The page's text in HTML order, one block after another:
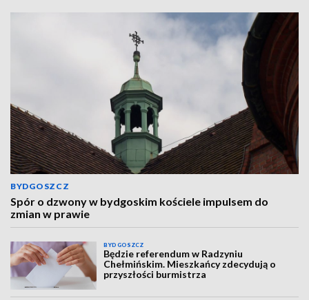
BYDGOSZCZ
Spór o dzwony w bydgoskim kościele impulsem do
zmian w prawie
BYDGOSZCZ
Będzie referendum w Radzyniu
Chełmińskim. Mieszkańcy zdecydują o
przyszłości burmistrza